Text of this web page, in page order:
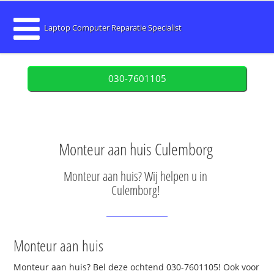
Laptop Computer Reparatie Specialist
030-7601105
Monteur aan huis Culemborg
Monteur aan huis? Wij helpen u in
Culemborg!
Monteur aan huis
Monteur aan huis? Bel deze ochtend 030-7601105! Ook voor